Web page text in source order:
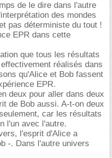
de le dire dans l'autre
des mondes
pas déterministe du tout !
EPR dans cette
que tous les résultats
réalisés dans
qu'Alice et Bob fassent
EPR.
deux pour aller dans deux
de Bob aussi. A-t-on deux
car les résultats
l'un avec l'autre.
l'esprit d'Alice a
-. Dans l'autre univers